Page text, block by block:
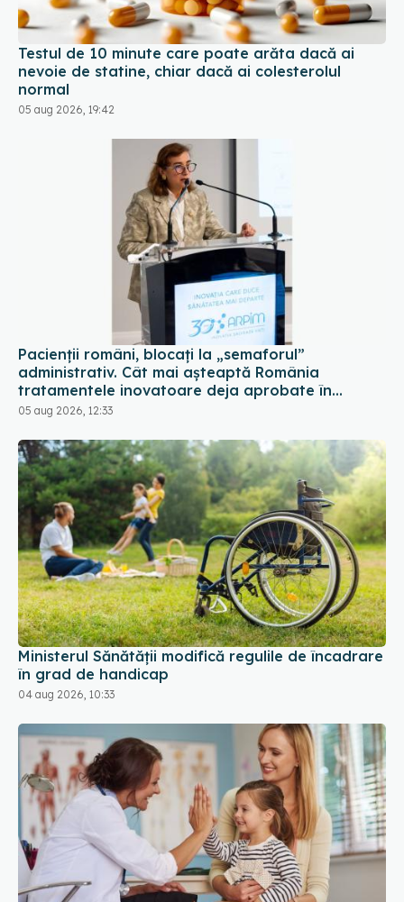
Testul de 10 minute care poate arăta dacă ai
nevoie de statine, chiar dacă ai colesterolul
normal
05 aug 2026, 19:42
Pacienții români, blocați la „semaforul”
administrativ. Cât mai așteaptă România
tratamentele inovatoare deja aprobate în
Europa
05 aug 2026, 12:33
Ministerul Sănătății modifică regulile de încadrare
în grad de handicap
04 aug 2026, 10:33